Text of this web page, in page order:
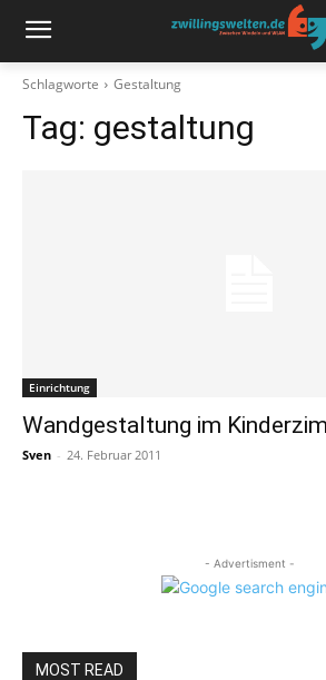
Schlagworte Gestaltung
Tag: gestaltung
Einrichtung
Wandgestaltung im
Sven - 24. Februar 2011
- Advertisment -
MOST READ